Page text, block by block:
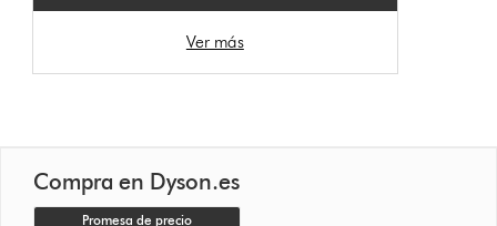
Ver más
Compra en Dyson.es
Promesa de precio